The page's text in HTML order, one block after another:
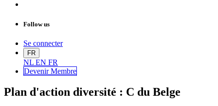
Follow us
Se connecter
FR
NL EN FR
Devenir Membre
Plan d'action diversité : C du Belge